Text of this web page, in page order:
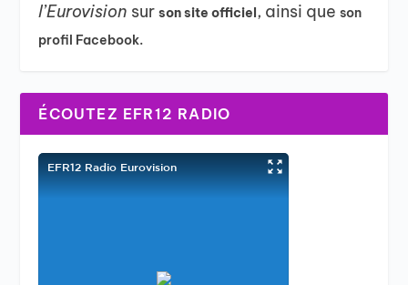
l’Eurovision surson site officiel, ainsi queson
profil Facebook.
ÉCOUTEZ EFR12 RADIO